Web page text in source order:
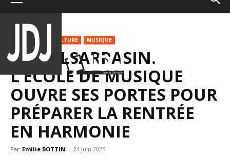
Accueil Culture
VIE LOCALE CULTURE MUSIQUE
CASTELSARRASIN.
L’ÉCOLE DE MUSIQUE
OUVRE SES PORTES POUR
PRÉPARER LA RENTRÉE
EN HARMONIE
Par Emilie BOTTIN - 24 juin 2025